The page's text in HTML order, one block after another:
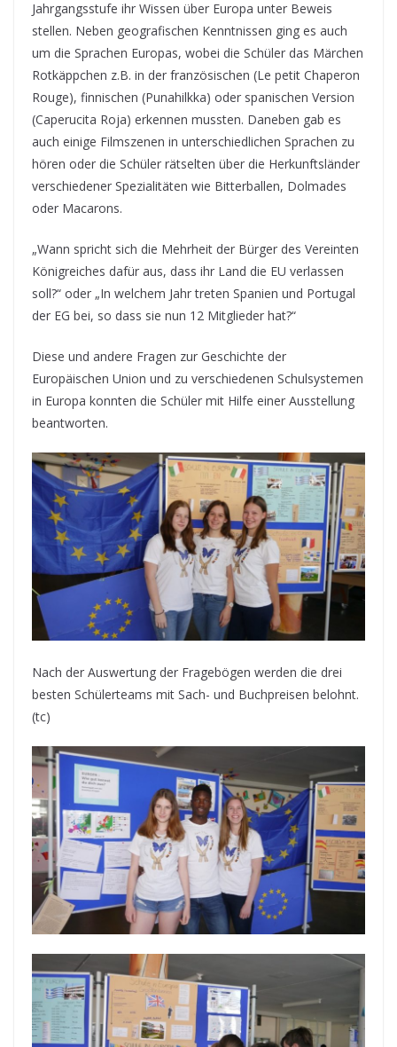
Jahrgangsstufe ihr Wissen über Europa unter Beweis
stellen. Neben geografischen Kenntnissen ging es auch
um die Sprachen Europas, wobei die Schüler das Märchen
Rotkäppchen z.B. in der französischen (Le petit Chaperon
Rouge), finnischen (Punahilkka) oder spanischen Version
(Caperucita Roja) erkennen mussten. Daneben gab es
auch einige Filmszenen in unterschiedlichen Sprachen zu
hören oder die Schüler rätselten über die Herkunftsländer
verschiedener Spezialitäten wie Bitterballen, Dolmades
oder Macarons.
„Wann spricht sich die Mehrheit der Bürger des Vereinten
Königreiches dafür aus, dass ihr Land die EU verlassen
soll?“ oder „In welchem Jahr treten Spanien und Portugal
der EG bei, so dass sie nun 12 Mitglieder hat?“
Diese und andere Fragen zur Geschichte der
Europäischen Union und zu verschiedenen Schulsystemen
in Europa konnten die Schüler mit Hilfe einer Ausstellung
beantworten.
Nach der Auswertung der Fragebögen werden die drei
besten Schülerteams mit Sach- und Buchpreisen belohnt.
(tc)